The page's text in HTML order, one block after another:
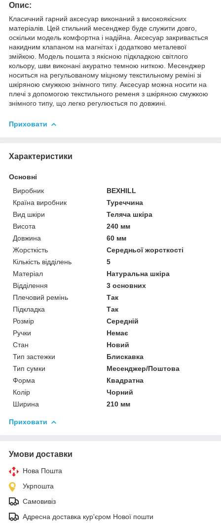
Опис:
Класичний гарний аксесуар виконаний з високоякісних
матеріалів. Цей стильний месенджер буде служити довго,
оскільки модель комфортна і надійна. Аксесуар закривається
накидним клапаном на магнітах і додатково металевої
змійкою. Модель пошита з якісною підкладкою світлого
кольору, шви виконані акуратно темною ниткою. Месенджер
носиться на регульованому міцному текстильному реміні зі
шкіряною смужкою знімного типу. Аксесуар можна носити на
плечі з допомогою текстильного ременя з шкіряною смужкою
знімного типу, що легко регулюється по довжині.
Приховати
Характеристики
Основні
Виробник
BEXHILL
Країна виробник
Туреччина
Вид шкіри
Теляча шкіра
Висота
240 мм
Довжина
60 мм
Жорсткість
Середньої жорсткості
Кількість відділень
5
Матеріал
Натуральна шкіра
Відділення
3 основних
Плечовий ремінь
Так
Підкладка
Так
Розмір
Середній
Ручки
Немає
Стан
Новий
Тип застежки
Блискавка
Тип сумки
Месенджер/Поштова
Форма
Квадратна
Колір
Чорний
Ширина
210 мм
Приховати
Умови доставки
Нова Пошта
Укрпошта
Самовивіз
Адресна доставка кур'єром Нової пошти